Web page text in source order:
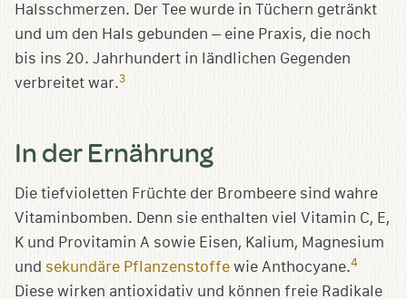
Halsschmerzen. Der Tee wurde in Tüchern getränkt
und um den Hals gebunden – eine Praxis, die noch
bis ins 20. Jahrhundert in ländlichen Gegenden
verbreitet war.3
In der Ernährung
Die tiefvioletten Früchte der Brombeere sind wahre
Vitaminbomben. Denn sie enthalten viel Vitamin C, E,
K und Provitamin A sowie Eisen, Kalium, Magnesium
und sekundäre Pflanzenstoffe wie Anthocyane.4
Diese wirken antioxidativ und können freie Radikale